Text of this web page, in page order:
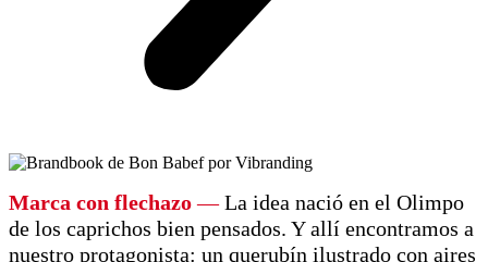
Marca con flechazo—La idea nació en el Olimpo
de los caprichos bien pensados. Y allí encontramos a
nuestro protagonista: un querubín ilustrado con aires